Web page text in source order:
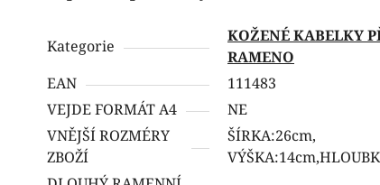
Kategorie
KOŽENÉ KABELKY
RAMENO
EAN
111483
VEJDE FORMÁT A4
NE
VNĚJŠÍ ROZMÉRY
ZBOŽÍ
ŠÍRKA:26cm,